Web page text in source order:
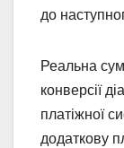
до
Реальна
конверсії
платіжної
додаткову